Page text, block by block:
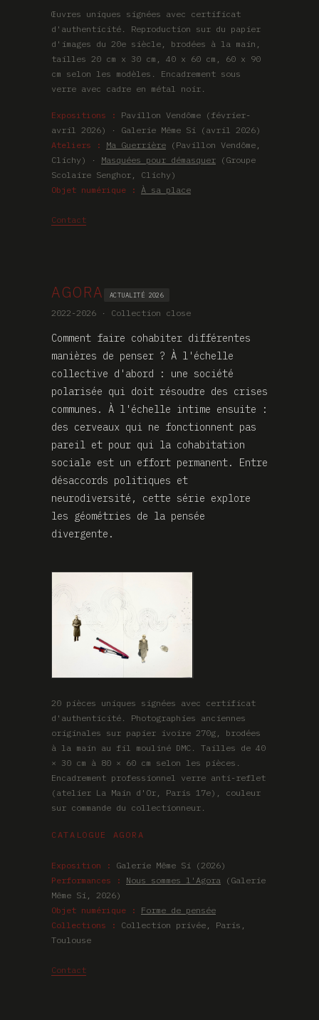
Œuvres uniques signées avec certificat
d'authenticité. Reproduction sur du papier
d'images du 20e siècle, brodées à la main,
tailles 20 cm x 30 cm, 40 x 60 cm, 60 x 90
cm selon les modèles. Encadrement sous
verre avec cadre en métal noir.
Expositions :
Pavillon Vendôme (février-
avril 2026) · Galerie Même Si (avril 2026)
Ateliers :
Ma Guerrière (Pavillon Vendôme,
Clichy) · Masquées pour démasquer (Groupe
Scolaire Senghor, Clichy)
Objet numérique : À sa place
Contact
AGORA ACTUALITÉ 2026
2022-2026 · Collection close
Comment faire cohabiter différentes
manières de penser ? À l'échelle
collective d'abord : une société
polarisée qui doit résoudre des crises
communes. À l'échelle intime ensuite :
des cerveaux qui ne fonctionnent pas
pareil et pour qui la cohabitation
sociale est un effort permanent. Entre
désaccords politiques et
neurodiversité, cette série explore
les géométries de la pensée
divergente.
20 pièces uniques signées avec certificat
d'authenticité. Photographies anciennes
originales sur papier ivoire 270g, brodées
à la main au fil mouliné DMC. Tailles de 40
× 30 cm à 80 × 60 cm selon les pièces.
Encadrement professionnel verre anti-reflet
(atelier La Main d'Or, Paris 17e), couleur
sur commande du collectionneur.
CATALOGUE AGORA
Exposition :
Galerie Même Si (2026)
Performances :
Nous sommes l'Agora (Galerie
Même Si, 2026)
Objet numérique :
Forme de pensée
Collections :
Collection privée, Paris,
Toulouse
Contact